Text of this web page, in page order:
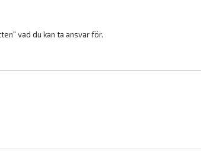
vad du kan ta ansvar för.